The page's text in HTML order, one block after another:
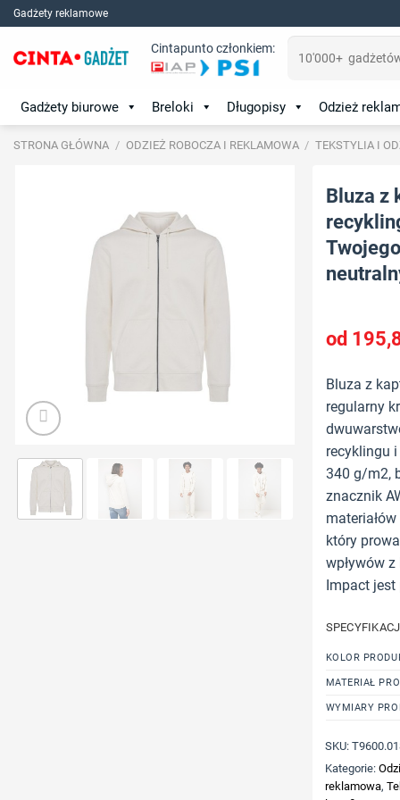
Skip
to
content
Gadżety reklamowe
Cintapunto członkiem:
Gadżety biurowe Breloki Długopisy Odzież
STRONA GŁÓWNA / ODZIEŻ ROBOCZA I REKLAMOWA / TEKSTYLIA I
Bluza z
Bluza z
regularny
recyklingu
340 g/m2,
znacznik
który
wpływów
Impact jest
KOLOR
MATERIAŁ
WYMIARY
SKU:
Kategorie:
reklamowa,